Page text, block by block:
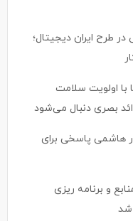
هزار متخصص در طرح ایران دیجیتال؛
با اولویت سلامت
بصری دنبال می‌شود
هاشمی پاسخی برای
و برنامه ریزی
شد